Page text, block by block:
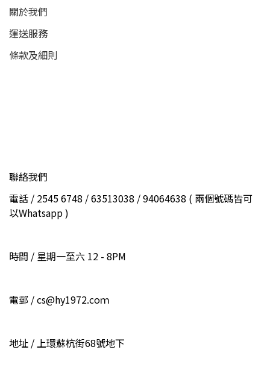
關於我們
運送服務
條款及細則
聯絡我們
電話 / 2545 6748 / 63513038 / 94064638 ( 兩個號碼皆可
以Whatsapp )
時間 / 星期一至六 12 - 8PM
電郵 / cs@hy1972.coｍ
地址 / 上環蘇杭街68號地下